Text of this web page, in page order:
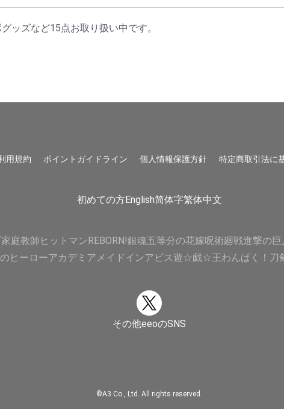
ッズなど15点お取り扱い中です。
用規約 ポイントガイドライン 個人情報保護方針 特定商取引法に
初めての方English简体字繁体中文
家庭教師ヒットマンREBORN!銀魂五等分の花嫁呪術廻戦進撃の巨
ヒーローアカデミア メイドインアビス遊☆戯☆王わんぱく！刀
その他eeoのSNS
©A3 Co., Ltd. All rights reserved.